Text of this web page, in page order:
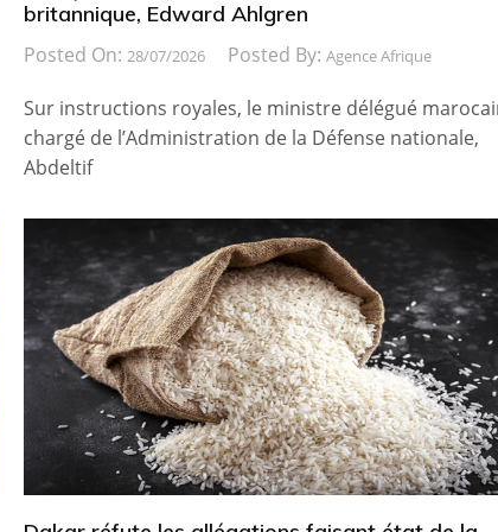
britannique, Edward Ahlgren
Posted On: 28/07/2026 Posted By: Agence Afrique
Sur instructions royales, le ministre délégué
chargé de l’Administration de la Défense nationale,
Abdeltif